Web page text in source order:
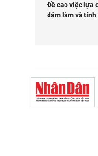
Đề cao việc lựa
dám làm và tính